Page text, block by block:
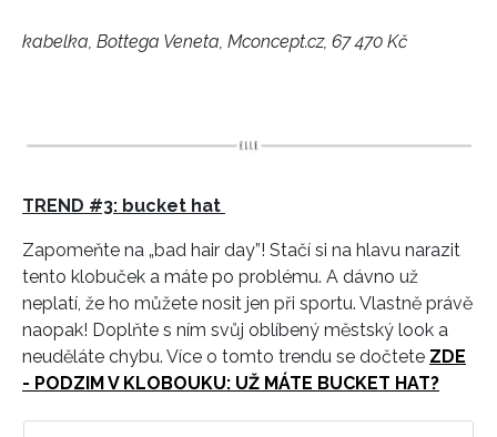
kabelka, Bottega Veneta, Mconcept.cz, 67 470 Kč
TREND #3: bucket hat
Zapomeňte na „bad hair day”! Stačí si na hlavu narazit
tento klobuček a máte po problému. A dávno už
neplatí, že ho můžete nosit jen při sportu. Vlastně právě
naopak! Doplňte s ním svůj oblíbený městský look a
neuděláte chybu. Více o tomto trendu se dočtete ZDE
- PODZIM V KLOBOUKU: UŽ MÁTE BUCKET HAT?